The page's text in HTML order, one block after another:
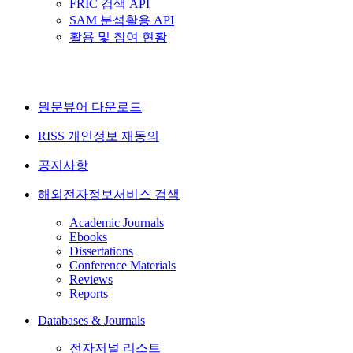
FRIC 검색 API
SAM 분석활용 API
활용 및 참여 현황
원문뷰어 다운로드
RISS 개인정보 재동의
공지사항
해외전자정보서비스 검색
Academic Journals
Ebooks
Dissertations
Conference Materials
Reviews
Reports
Databases & Journals
전자저널 리스트